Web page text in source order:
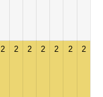
2 2 2 2 2 2 2